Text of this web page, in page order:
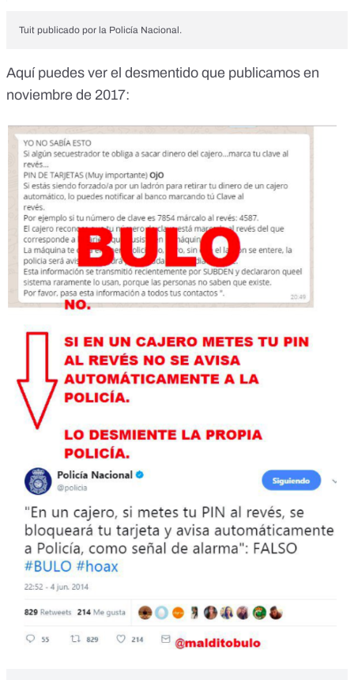
Tuit publicado por la Policía Nacional.
Aquí puedes ver el desmentido que publicamos en
noviembre de 2017: